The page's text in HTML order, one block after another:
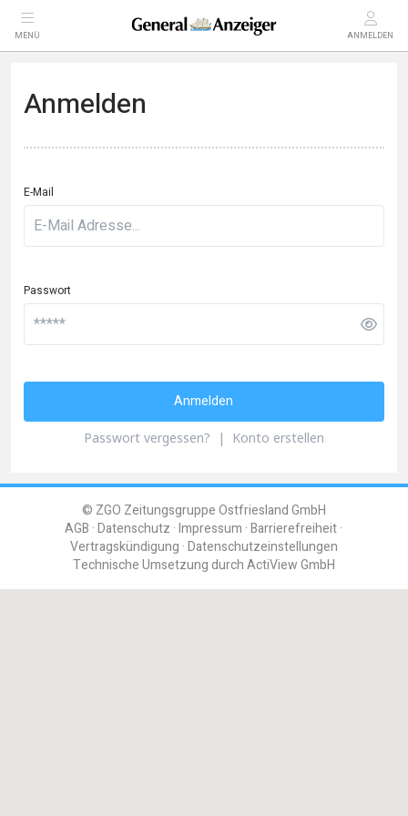
MENÜ ANMELDEN
Anmelden
E-Mail
Passwort
Anmelden
Passwort vergessen? | Konto erstellen
© ZGO Zeitungsgruppe Ostfriesland GmbH
AGB Datenschutz Impressum Barrierefreiheit
Vertragskündigung Datenschutzeinstellungen
Technische Umsetzung durchActiView GmbH